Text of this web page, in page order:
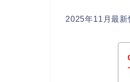
2025年11月最新